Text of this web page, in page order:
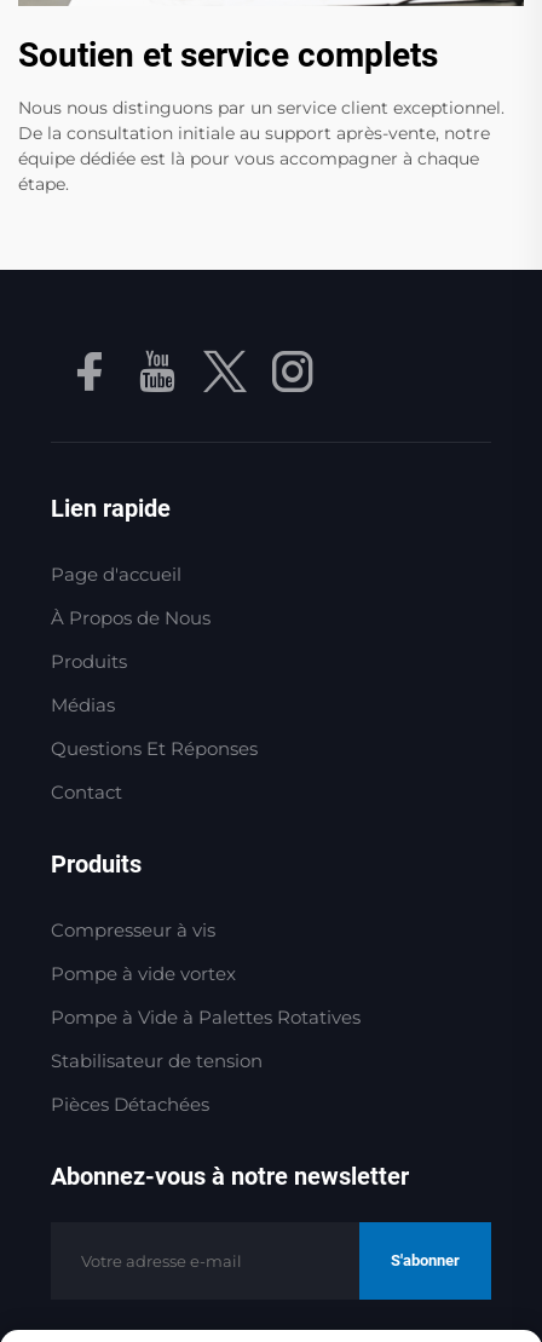
Soutien et service complets
Nous nous distinguons par un service client exceptionnel.
De la consultation initiale au support après-vente, notre
équipe dédiée est là pour vous accompagner à chaque
étape.
Lien rapide
Page d'accueil
À Propos de Nous
Produits
Médias
Questions Et Réponses
Contact
Produits
Compresseur à vis
Pompe à vide vortex
Pompe à Vide à Palettes Rotatives
Stabilisateur de tension
Pièces Détachées
Abonnez-vous à notre newsletter
S'abonner